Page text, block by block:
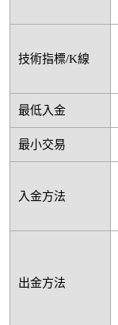
技術指標/K線
最低入金
最小交易
入金方法
出金方法